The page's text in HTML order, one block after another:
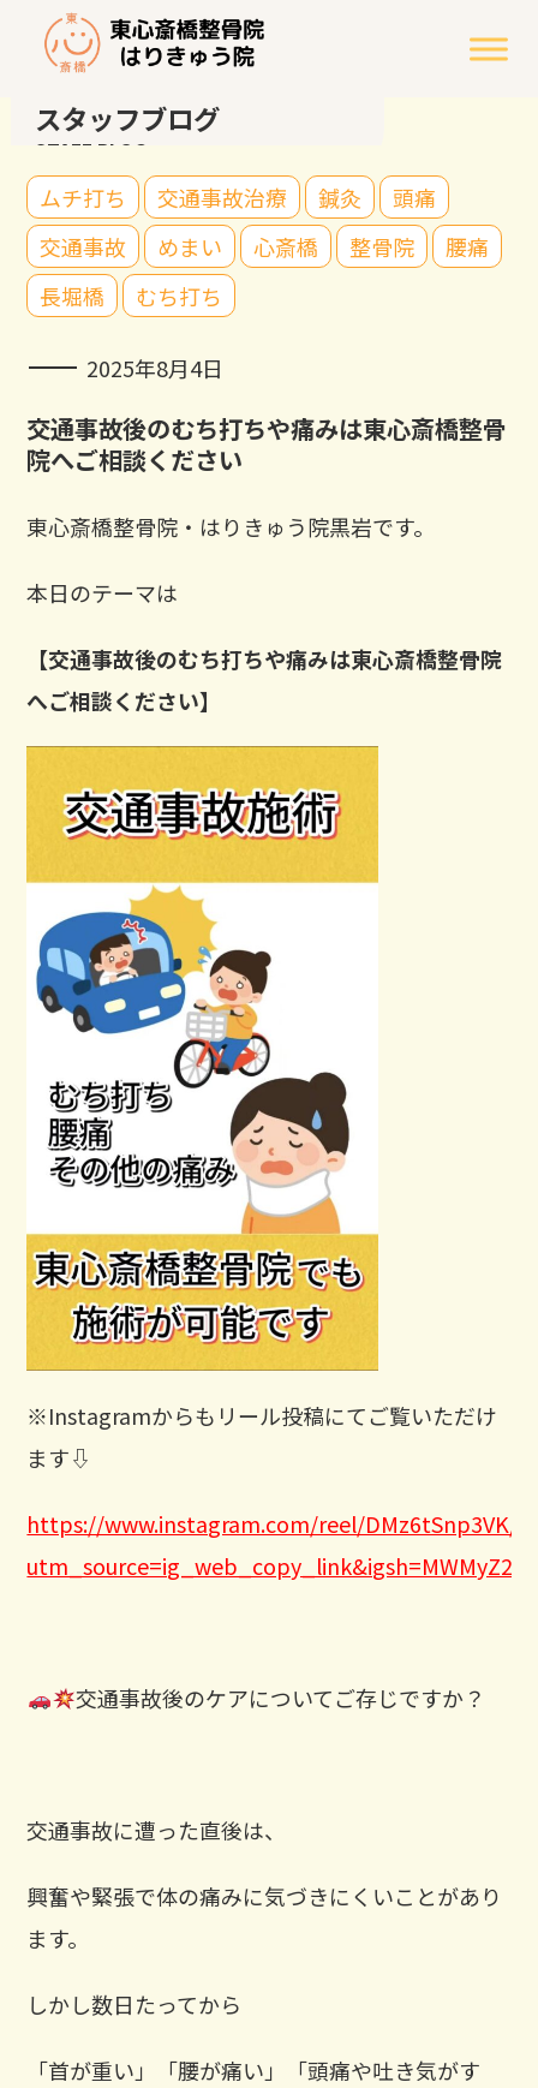
スタッフブログ
STAFF BLOG
ムチ打ち 交通事故治療 鍼灸
頭痛
交通事故
めまい 心斎橋 整骨院
腰痛
長堀橋
むち打ち
2025年8月4日
交通事故後のむち打ちや痛みは東心斎橋整骨
院へご相談ください
東心斎橋整骨院・はりきゅう院黒岩です。
本日のテーマは
【交通事故後のむち打ちや痛みは東心斎橋整骨院
へご相談ください】
※Instagramからもリール投稿にてご覧いただけ
ます⇩
https://www.instagram.com/reel/DMz6tSnp3VK/?
交通事故後のケアについてご存じですか？
交通事故に遭った直後は、
興奮や緊張で体の痛みに気づきにくいことがあり
ます。
しかし数日たってから
「首が重い」「腰が痛い」「頭痛や吐き気がす